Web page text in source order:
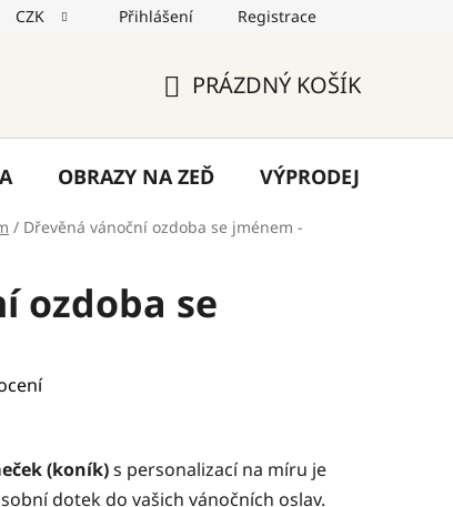
Reklamace Napište nám Blog
CZK Přihlášení Registrace
KOŠÍK
PRÁZDNÝ KOŠÍK
OBRAZY NA ZEĎ VÝPRODEJ
/ Dřevěná vánoční ozdoba se jménem -
ozdoba se
(koník)s personalizací na míru je
dotek do vašich vánočních oslav.